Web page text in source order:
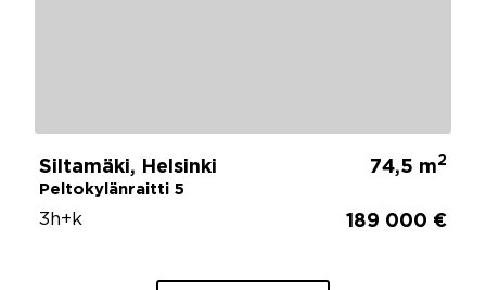
Siltamäki, Helsinki
Peltokylänraitti 5
74,5 m2
3h+k 189 000 €